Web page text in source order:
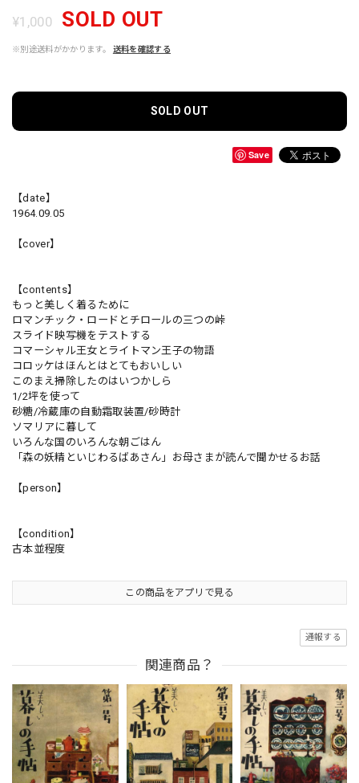
¥1,000 SOLD OUT
※別途送料がかかります。 送料を確認する
SOLD OUT
Save
【date】
1964.09.05
【cover】
【contents】
もっと美しく着るために
ロマンチック・ロードとチロールの三つの峠
スライド映写機をテストする
コマーシャル王女とライトマン王子の物語
コロッケはほんとはとてもおいしい
このまえ掃除したのはいつかしら
1/2坪を使って
砂糖/冷蔵庫の自動霜取装置/砂時計
ソマリアに暮して
いろんな国のいろんな朝ごはん
「森の妖精といじわるばあさん」お母さまが読んで聞かせるお話
【person】
【condition】
古本並程度
この商品をアプリで見る
通報する
関連商品？